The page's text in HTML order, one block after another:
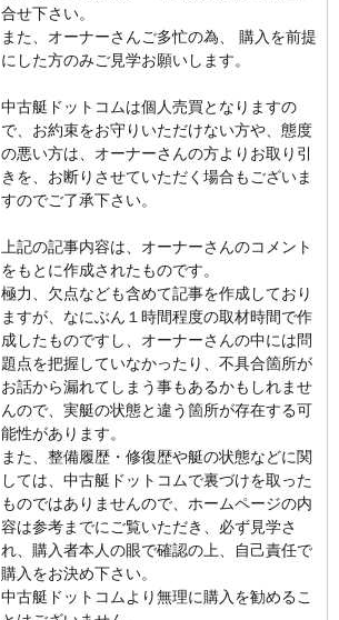
合せ下さい。
また、オーナーさんご多忙の為、 購入を前提
にした方のみご見学お願いします。
中古艇ドットコムは個人売買となりますの
で、お約束をお守りいただけない方や、態度
の悪い方は、オーナーさんの方よりお取り引
きを、お断りさせていただく場合もございま
すのでご了承下さい。
上記の記事内容は、オーナーさんのコメント
をもとに作成されたものです。
極力、欠点なども含めて記事を作成しており
ますが、なにぶん１時間程度の取材時間で作
成したものですし、オーナーさんの中には問
題点を把握していなかったり、不具合箇所が
お話から漏れてしまう事もあるかもしれませ
んので、実艇の状態と違う箇所が存在する可
能性があります。
また、整備履歴・修復歴や艇の状態などに関
しては、中古艇ドットコムで裏づけを取った
ものではありませんので、ホームページの内
容は参考までにご覧いただき、必ず見学さ
れ、購入者本人の眼で確認の上、自己責任で
購入をお決め下さい。
中古艇ドットコムより無理に購入を勧めるこ